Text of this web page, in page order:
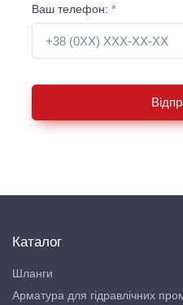
Ваш телефон: *
Каталог
Шланги
Арматура для гідравлічних